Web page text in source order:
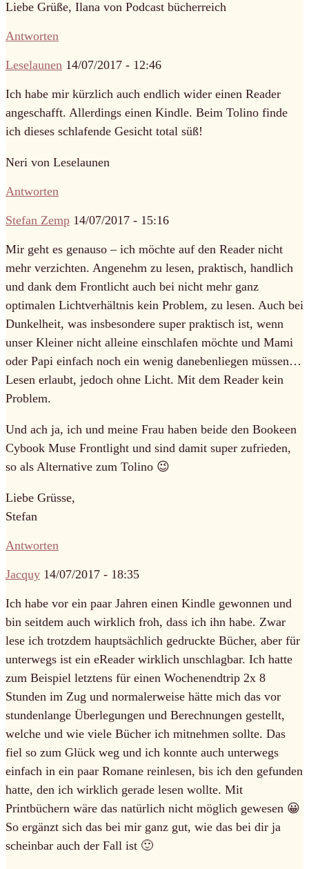
Liebe Grüße, Ilana von Podcast bücherreich
Antworten
Leselaunen 14/07/2017 - 12:46
Ich habe mir kürzlich auch endlich wider einen Reader
angeschafft. Allerdings einen Kindle. Beim Tolino finde
ich dieses schlafende Gesicht total süß!
Neri von Leselaunen
Antworten
Stefan Zemp 14/07/2017 - 15:16
Mir geht es genauso – ich möchte auf den Reader nicht
mehr verzichten. Angenehm zu lesen, praktisch, handlich
und dank dem Frontlicht auch bei nicht mehr ganz
optimalen Lichtverhältnis kein Problem, zu lesen. Auch bei
Dunkelheit, was insbesondere super praktisch ist, wenn
unser Kleiner nicht alleine einschlafen möchte und Mami
oder Papi einfach noch ein wenig danebenliegen müssen…
Lesen erlaubt, jedoch ohne Licht. Mit dem Reader kein
Problem.
Und ach ja, ich und meine Frau haben beide den Bookeen
Cybook Muse Frontlight und sind damit super zufrieden,
so als Alternative zum Tolino 😉
Liebe Grüsse,
Stefan
Antworten
Jacquy 14/07/2017 - 18:35
Ich habe vor ein paar Jahren einen Kindle gewonnen und
bin seitdem auch wirklich froh, dass ich ihn habe. Zwar
lese ich trotzdem hauptsächlich gedruckte Bücher, aber für
unterwegs ist ein eReader wirklich unschlagbar. Ich hatte
zum Beispiel letztens für einen Wochenendtrip 2x 8
Stunden im Zug und normalerweise hätte mich das vor
stundenlange Überlegungen und Berechnungen gestellt,
welche und wie viele Bücher ich mitnehmen sollte. Das
fiel so zum Glück weg und ich konnte auch unterwegs
einfach in ein paar Romane reinlesen, bis ich den gefunden
hatte, den ich wirklich gerade lesen wollte. Mit
Printbüchern wäre das natürlich nicht möglich gewesen 😀
So ergänzt sich das bei mir ganz gut, wie das bei dir ja
scheinbar auch der Fall ist 🙂